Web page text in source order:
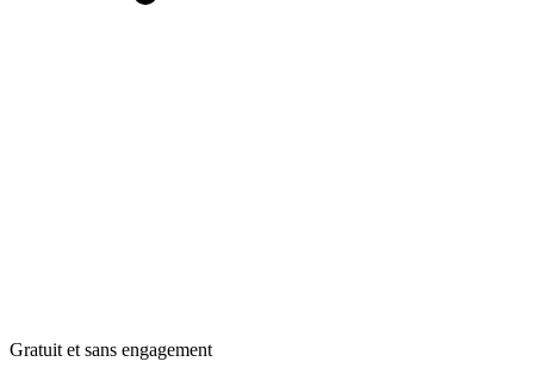
Gratuit et sans engagement